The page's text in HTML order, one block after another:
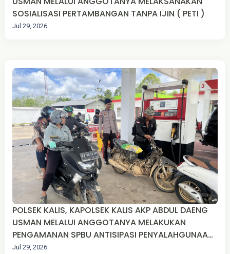
SOSIALISASI PERTAMBANGAN TANPA IJIN ( PETI )
Jul 29, 2026
POLSEK KALIS, KAPOLSEK KALIS AKP ABDUL DAENG
USMAN MELALUI ANGGOTANYA MELAKUKAN
PENGAMANAN SPBU ANTISIPASI PENYALAHGUNAAN
BBM DI DESA TEKUDAK KEC. KALIS KAB. KAPUAS
Jul 29, 2026